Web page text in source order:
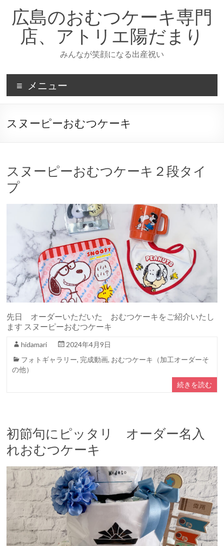
キ
プ
広島のおむつケーキ専門
店、アトリエ陽だまり
みんなが笑顔になる出産祝い
メニュー
スヌーピーおむつケーキ
スヌーピーおむつケーキ２段タイ
プ
先日 オーダーいただいた おむつケーキをご紹介いたし
ます スヌーピーおむつケーキ
hidamari
2024年4月9日
フォトギャラリー, 完成動画, おむつケーキ（加工オーダーそ
の他）
続きを読む
初節句にピッタリ オーダー名入
れおむつケーキ